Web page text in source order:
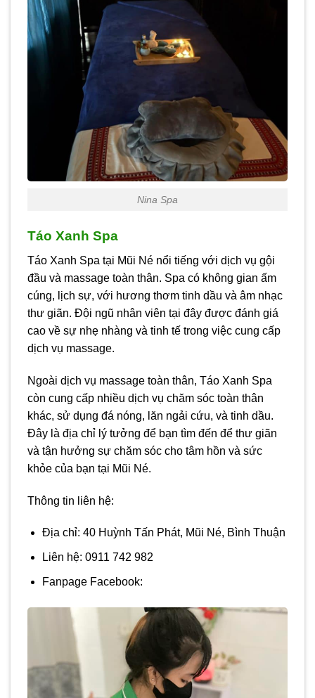
Nina Spa
Táo Xanh Spa
Táo Xanh Spa tại Mũi Né nổi tiếng với dịch vụ gội
đầu và massage toàn thân. Spa có không gian ấm
cúng, lịch sự, với hương thơm tinh dầu và âm nhạc
thư giãn. Đội ngũ nhân viên tại đây được đánh giá
cao về sự nhẹ nhàng và tinh tế trong việc cung cấp
dịch vụ massage.
Ngoài dịch vụ massage toàn thân, Táo Xanh Spa
còn cung cấp nhiều dịch vụ chăm sóc toàn thân
khác, sử dụng đá nóng, lăn ngải cứu, và tinh dầu.
Đây là địa chỉ lý tưởng để bạn tìm đến để thư giãn
và tận hưởng sự chăm sóc cho tâm hồn và sức
khỏe của bạn tại Mũi Né.
Thông tin liên hệ:
Địa chỉ: 40 Huỳnh Tấn Phát, Mũi Né, Bình Thuận
Liên hệ: 0911 742 982
Fanpage Facebook: